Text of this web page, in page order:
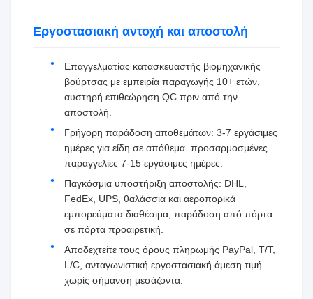
Εργοστασιακή αντοχή και αποστολή
Επαγγελματίας κατασκευαστής βιομηχανικής
βούρτσας με εμπειρία παραγωγής 10+ ετών,
αυστηρή επιθεώρηση QC πριν από την
αποστολή.
Γρήγορη παράδοση αποθεμάτων: 3-7 εργάσιμες
ημέρες για είδη σε απόθεμα. προσαρμοσμένες
παραγγελίες 7-15 εργάσιμες ημέρες.
Παγκόσμια υποστήριξη αποστολής: DHL,
FedEx, UPS, θαλάσσια και αεροπορικά
εμπορεύματα διαθέσιμα, παράδοση από πόρτα
σε πόρτα προαιρετική.
Αποδεχτείτε τους όρους πληρωμής PayPal, T/T,
L/C, ανταγωνιστική εργοστασιακή άμεση τιμή
χωρίς σήμανση μεσάζοντα.